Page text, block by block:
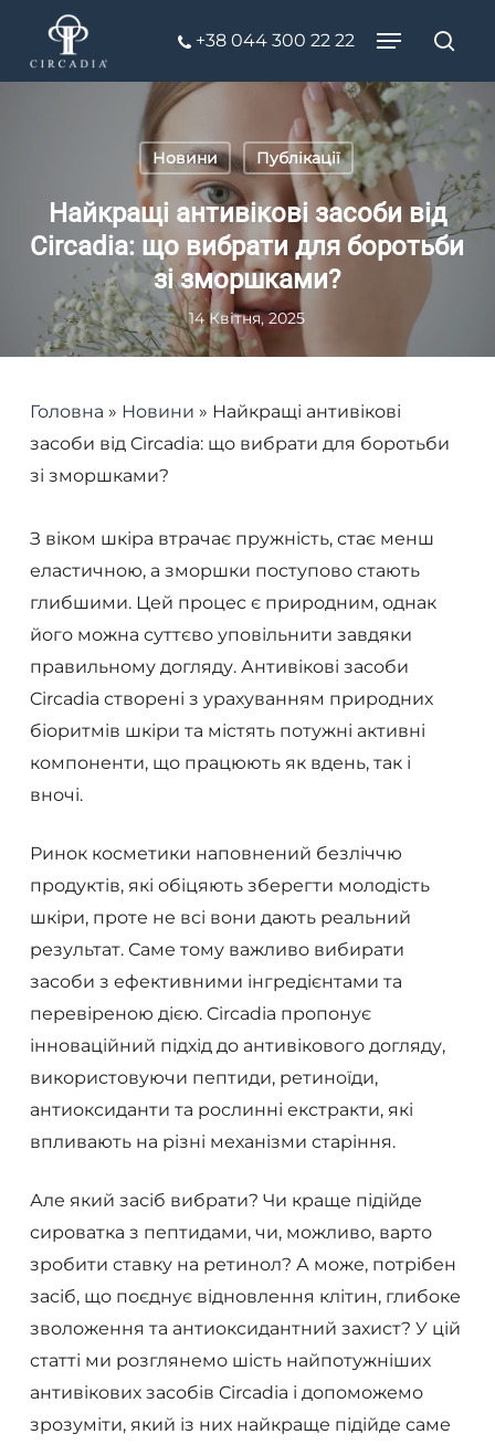
main
Menu
+38 044 300 22 22
Новини Публікації
Найкращі антивікові засоби від
Circadia: що вибрати для боротьби
зі зморшками?
14 Квітня, 2025
Головна » Новини » Найкращі антивікові
засоби від Circadia: що вибрати для боротьби
зі зморшками?
З віком шкіра втрачає пружність, стає менш
еластичною, а зморшки поступово стають
глибшими. Цей процес є природним, однак
його можна суттєво уповільнити завдяки
правильному догляду. Антивікові засоби
Circadia створені з урахуванням природних
біоритмів шкіри та містять потужні активні
компоненти, що працюють як вдень, так і
вночі.
Ринок косметики наповнений безліччю
продуктів, які обіцяють зберегти молодість
шкіри, проте не всі вони дають реальний
результат. Саме тому важливо вибирати
засоби з ефективними інгредієнтами та
перевіреною дією. Circadia пропонує
інноваційний підхід до антивікового догляду,
використовуючи пептиди, ретиноїди,
антиоксиданти та рослинні екстракти, які
впливають на різні механізми старіння.
Але який засіб вибрати? Чи краще підійде
сироватка з пептидами, чи, можливо, варто
зробити ставку на ретинол? А може, потрібен
засіб, що поєднує відновлення клітин, глибоке
зволоження та антиоксидантний захист? У цій
статті ми розглянемо шість найпотужніших
антивікових засобів Circadia і допоможемо
зрозуміти, який із них найкраще підійде саме
Menu